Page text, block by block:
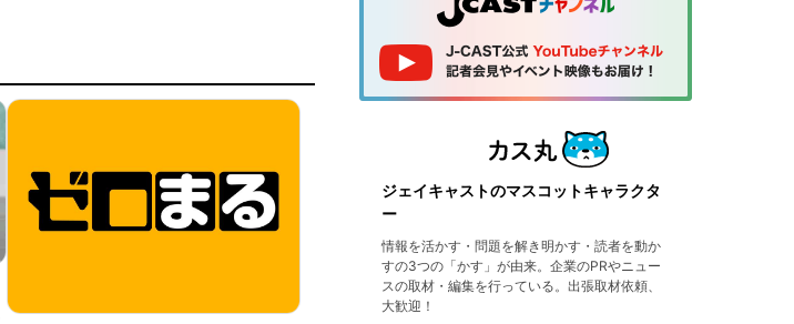
ジェイキャストのマスコットキャラクタ
ー
情報を活かす・問題を解き明かす・読者を動か
すの3つの「かす」が由来。企業のPRやニュー
スの取材・編集を行っている。出張取材依頼、
大歓迎！